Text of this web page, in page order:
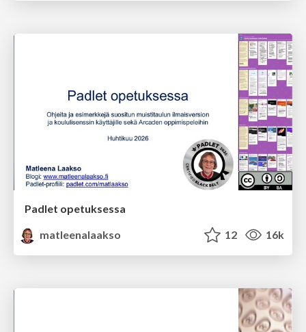
Padlet opetuksessa
matleenalaakso
12 16k